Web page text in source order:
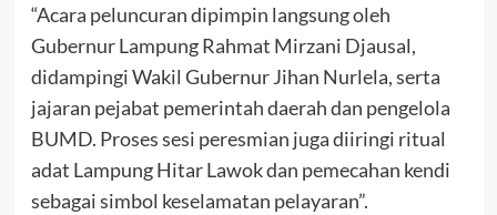
“Acara peluncuran dipimpin langsung oleh
Gubernur Lampung Rahmat Mirzani Djausal,
didampingi Wakil Gubernur Jihan Nurlela, serta
jajaran pejabat pemerintah daerah dan pengelola
BUMD. Proses sesi peresmian juga diiringi ritual
adat Lampung Hitar Lawok dan pemecahan kendi
sebagai simbol keselamatan pelayaran”.